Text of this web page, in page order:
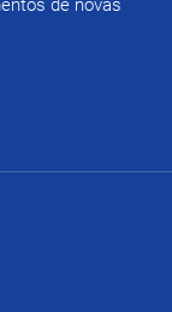
de novas